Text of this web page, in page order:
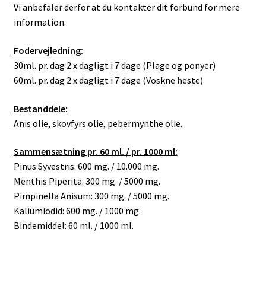
Vi anbefaler derfor at du kontakter dit forbund for mere
information.
Fodervejledning:
30ml. pr. dag 2 x dagligt i 7 dage (Plage og ponyer)
60ml. pr. dag 2 x dagligt i 7 dage (Voskne heste)
Bestanddele:
Anis olie, skovfyrs olie, pebermynthe olie.
Sammensætning pr. 60 ml. / pr. 1000 ml:
Pinus Syvestris: 600 mg. / 10.000 mg.
Menthis Piperita: 300 mg. / 5000 mg.
Pimpinella Anisum: 300 mg. / 5000 mg.
Kaliumiodid: 600 mg. / 1000 mg.
Bindemiddel: 60 ml. / 1000 ml.